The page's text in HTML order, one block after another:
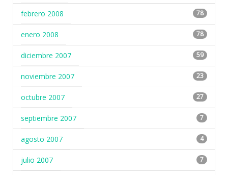
febrero 2008 78
enero 2008 78
diciembre 2007 59
noviembre 2007 23
octubre 2007 27
septiembre 2007 7
agosto 2007 4
julio 2007 7